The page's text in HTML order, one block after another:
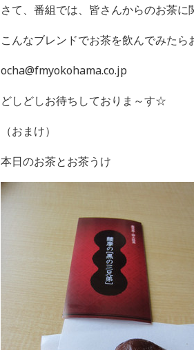
さて、番組では、皆さんからのお茶に
こんなブレンドでお茶を飲んでみたら
ocha@fmyokohama.co.jp
どしどしお待ちしておりま～す☆
（おまけ）
本日のお茶とお茶うけ